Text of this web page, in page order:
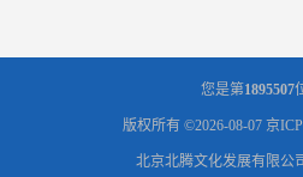
您是第1895507
版权所有 ©2026-08-07 京
北京北腾文化发展有限公